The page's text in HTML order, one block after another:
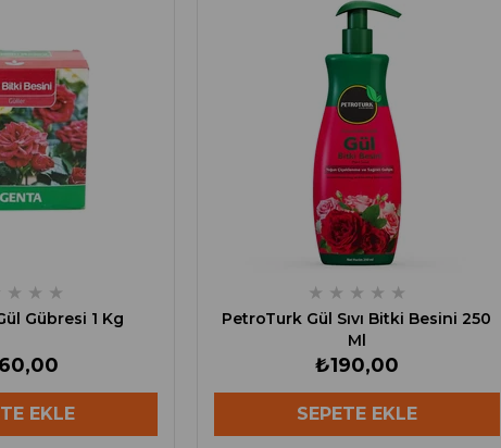
★ ★ ★
Gübresi 1 Kg
EKLE
★ ★ ★ ★ ★
PetroTurk Gül Sıvı Bitki Besini 250
Ml
₺190,00
SEPETE EKLE